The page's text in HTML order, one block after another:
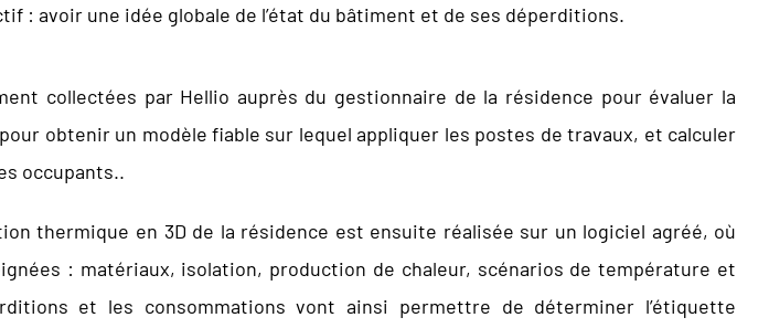
: avoir une idée globale de l’état du bâtiment et de ses déperditions.
collectées par Hellio auprès du gestionnaire de la résidence pour évaluer la
obtenir un modèle fiable sur lequel appliquer les postes de travaux, et calculer
occupants..
thermique en 3D de la résidence est ensuite réalisée sur un logiciel agréé, où
: matériaux, isolation, production de chaleur, scénarios de température et
et les consommations vont ainsi permettre de déterminer l’étiquette